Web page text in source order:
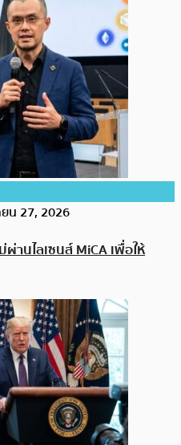
น 27, 2026
ผ่านไลเซนส์ MiCA เพื่อให้